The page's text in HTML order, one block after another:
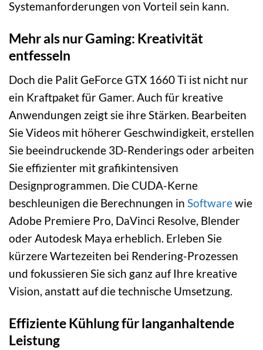
Systemanforderungen von Vorteil sein kann.
Mehr als nur Gaming: Kreativität
entfesseln
Doch die Palit GeForce GTX 1660 Ti ist nicht nur
ein Kraftpaket für Gamer. Auch für kreative
Anwendungen zeigt sie ihre Stärken. Bearbeiten
Sie Videos mit höherer Geschwindigkeit, erstellen
Sie beeindruckende 3D-Renderings oder arbeiten
Sie effizienter mit grafikintensiven
Designprogrammen. Die CUDA-Kerne
beschleunigen die Berechnungen in Softwarewie
Adobe Premiere Pro, DaVinci Resolve, Blender
oder Autodesk Maya erheblich. Erleben Sie
kürzere Wartezeiten bei Rendering-Prozessen
und fokussieren Sie sich ganz auf Ihre kreative
Vision, anstatt auf die technische Umsetzung.
Effiziente Kühlung für langanhaltende
Leistung